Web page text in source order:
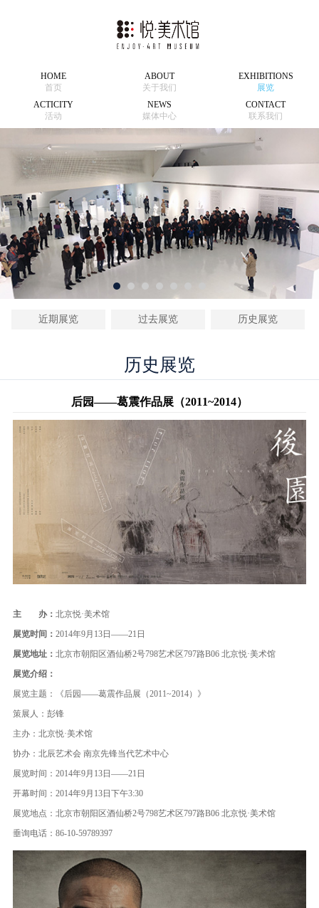
HOME
首页
ABOUT
关于我们
EXHIBITIONS
展览
ACTICITY
活动
NEWS
媒体中心
CONTACT
联系我们
近期展览 过去展览 历史展览
历史展览
后园——葛震作品展（2011~2014）
主 办： 北京悦·美术馆
展览时间： 2014年9月13日——21日
展览地址： 北京市朝阳区酒仙桥2号798艺术区797路B06 北京悦·美术馆
展览介绍：
展览主题：《后园——葛震作品展（2011~2014）》
策展人：彭锋
主办：北京悦·美术馆
协办：北辰艺术会 南京先锋当代艺术中心
展览时间：2014年9月13日——21日
开幕时间：2014年9月13日下午3:30
展览地点：北京市朝阳区酒仙桥2号798艺术区797路B06 北京悦·美术馆
垂询电话：86-10-59789397